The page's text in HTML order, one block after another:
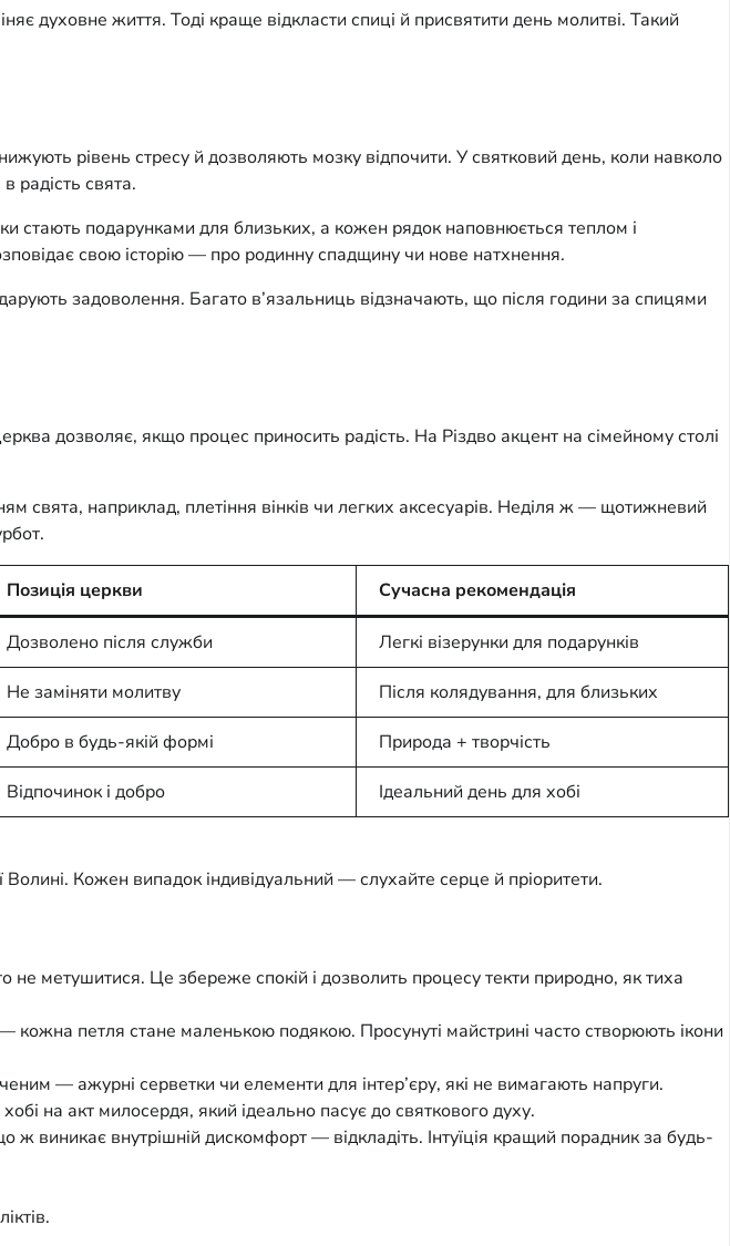
духовне життя. Тоді краще відкласти спиці й присвятити день молитві. Такий
рівень стресу й дозволяють мозку відпочити. У святковий день, коли навколо
радість свята.
стають подарунками для близьких, а кожен рядок наповнюється теплом і
свою історію — про родинну спадщину чи нове натхнення.
задоволення. Багато в’язальниць відзначають, що після години за спицями
дозволяє, якщо процес приносить радість. На Різдво акцент на сімейному столі
свята, наприклад, плетіння вінків чи легких аксесуарів. Неділя ж — щотижневий
Позиція церкви Сучасна рекомендація
Дозволено після служби Легкі візерунки для подарунків
Не заміняти молитву Після колядування, для близьких
Добро в будь-якій формі Природа + творчість
Відпочинок і добро Ідеальний день для хобі
Кожен випадок індивідуальний — слухайте серце й пріоритети.
не метушитися. Це збереже спокій і дозволить процесу текти природно, як тиха
— кожна петля стане маленькою подякою. Просунуті майстрині часто створюють ікони
— ажурні серветки чи елементи для інтер’єру, які не вимагають напруги.
на акт милосердя, який ідеально пасує до святкового духу.
виникає внутрішній дискомфорт — відкладіть. Інтуїція кращий порадник за будь-